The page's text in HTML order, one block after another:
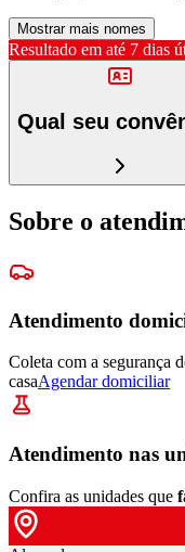
Mostrar mais nomes
Resultado em até 7 dias
Qual seu
Sobre o
Atendimento
Coleta com a segurança
casaAgendar domiciliar
Atendimento nas
Confira as unidades que